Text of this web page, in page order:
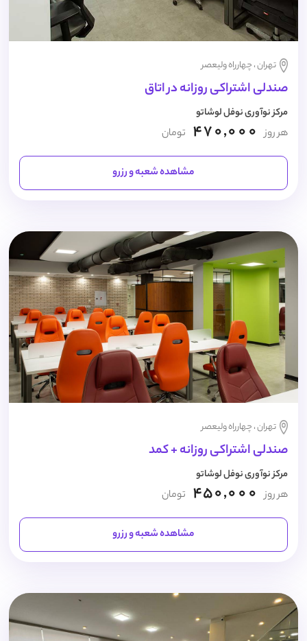
تهران ، چهارراه ولیعصر
صندلی اشتراکی روزانه در اتاق
مرکز نوآوری نوفل لوشاتو
هر روز 470,000 تومان
مشاهده شعبه و رزرو
تهران ، چهارراه ولیعصر
صندلی اشتراکی روزانه + کمد
مرکز نوآوری نوفل لوشاتو
هر روز 450,000 تومان
مشاهده شعبه و رزرو